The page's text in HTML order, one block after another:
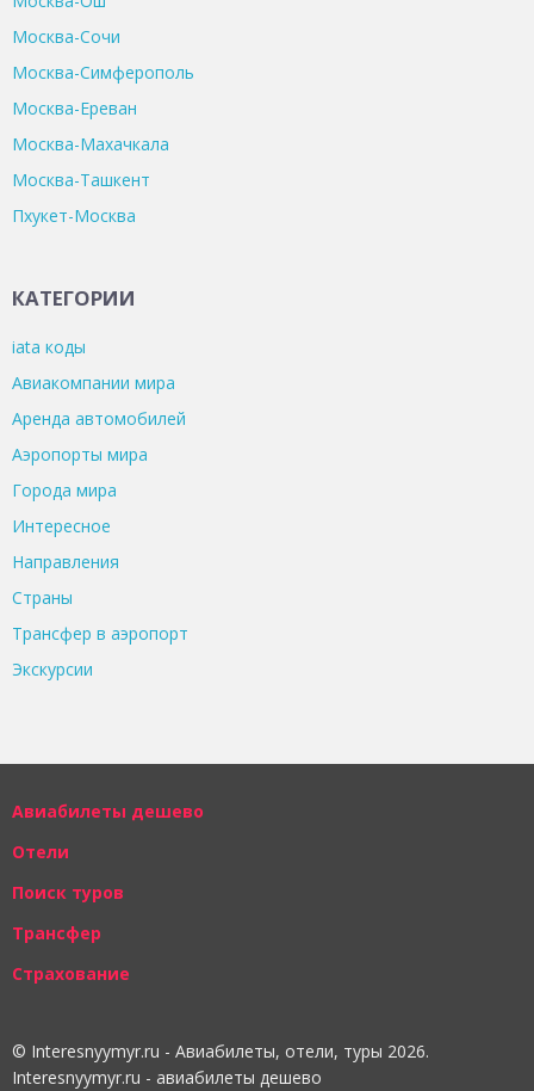
Москва-Сочи
Москва-Симферополь
Москва-Ереван
Москва-Махачкала
Москва-Ташкент
Пхукет-Москва
КАТЕГОРИИ
iata коды
Авиакомпании мира
Аренда автомобилей
Аэропорты мира
Города мира
Интересное
Направления
Страны
Трансфер в аэропорт
Экскурсии
Авиабилеты дешево
Отели
Поиск туров
Трансфер
Страхование
© Interesnyymyr.ru - Авиабилеты, отели, туры 2026.
Interesnyymyr.ru - авиабилеты дешево